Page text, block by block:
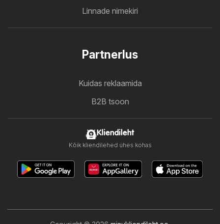
Linnade nimekiri
Partnerlus
Kuidas reklaamida
B2B tsoon
Kliendileht
Kõik kliendilehed ühes kohas